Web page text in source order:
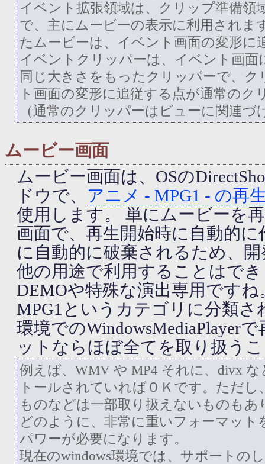
イベント拡張領域は、クリップ準備領
で、主にムービーの表示に利用されま
たムービーは、イベント画面の変形に
イベントクリッパーは、イベント画面
同じ大きさをもったクリッパーで、
ト画面の変形に追従する点が通常のク
（通常のクリッパーはビューに関連
ムービー画面
ムービー画面は、OSの
ドウで、 アニメ - MPG1 - の再
使用します。 単にムービーを
画面で、再生開始時に自動的
に自動的に破棄されるため、
他の用途で利用することはで
DEMOや特殊な演出専用ですね
MPG1というカテゴリに分類さ
環境でのWindowsMediaPlayer
ットならほぼ全てを取り扱う
例えば、WMV や MP4 それに、divx
トールされていればＯＫです。ただ
ものなどは一部取り扱えないものもあ
どのように、非常に重いフォーマット
パワーが必要になります。
現在のwindows環境では、サポートの